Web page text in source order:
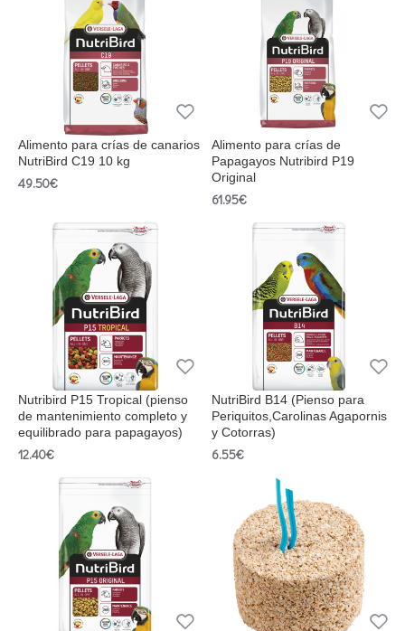
Alimento para crías de canarios
NutriBird C19 10 kg
49.50€
Alimento para crí­as de
Papagayos Nutribird P19
Original
61.95€
Nutribird P15 Tropical (pienso
de mantenimiento completo y
equilibrado para papagayos)
12.40€
NutriBird B14 (Pienso para
Periquitos,Carolinas Agapornis
y Cotorras)
6.55€